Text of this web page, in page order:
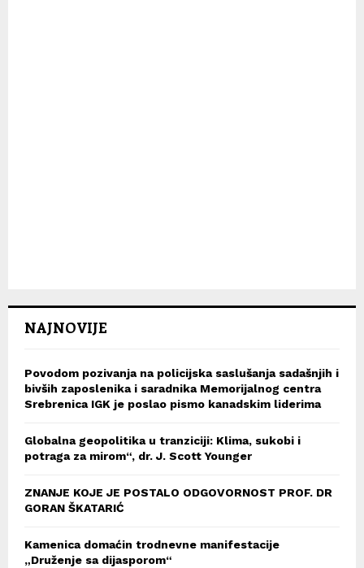
NAJNOVIJE
Povodom pozivanja na policijska saslušanja sadašnjih i
bivših zaposlenika i saradnika Memorijalnog centra
Srebrenica IGK je poslao pismo kanadskim liderima
Globalna geopolitika u tranziciji: Klima, sukobi i
potraga za mirom“, dr. J. Scott Younger
ZNANJE KOJE JE POSTALO ODGOVORNOST PROF. DR
GORAN ŠKATARIĆ
Kamenica domaćin trodnevne manifestacije
„Druženje sa dijasporom“